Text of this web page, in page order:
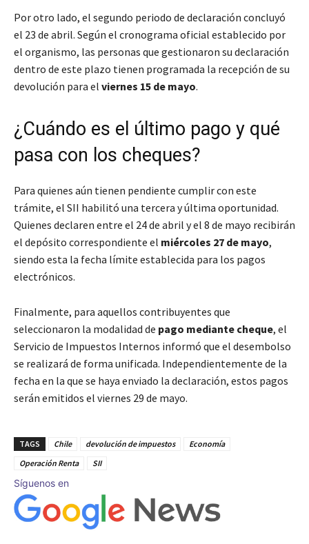
Por otro lado, el segundo periodo de declaración concluyó
el 23 de abril. Según el cronograma oficial establecido por
el organismo, las personas que gestionaron su declaración
dentro de este plazo tienen programada la recepción de su
devolución para el viernes 15 de mayo.
¿Cuándo es el último pago y qué
pasa con los cheques?
Para quienes aún tienen pendiente cumplir con este
trámite, el SII habilitó una tercera y última oportunidad.
Quienes declaren entre el 24 de abril y el 8 de mayo recibirán
el depósito correspondiente el miércoles 27 de mayo,
siendo esta la fecha límite establecida para los pagos
electrónicos.
Finalmente, para aquellos contribuyentes que
seleccionaron la modalidad de pago mediante cheque, el
Servicio de Impuestos Internos informó que el desembolso
se realizará de forma unificada. Independientemente de la
fecha en la que se haya enviado la declaración, estos pagos
serán emitidos el viernes 29 de mayo.
TAGS Chile devolución de impuestos
Economía
Operación Renta
SII
Síguenos en